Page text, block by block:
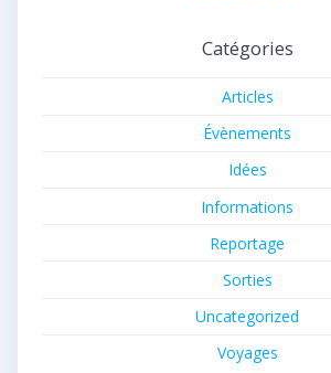
Catégories
Articles
Évènements
Idées
Informations
Reportage
Sorties
Uncategorized
Voyages